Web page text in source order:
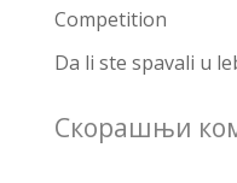
Competition
Da li ste spavali u
Скорашњи